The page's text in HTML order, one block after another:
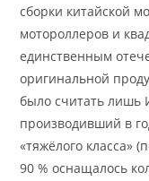
сборки китайской
мотороллеров и
единственным
оригинальной
было считать лишь
производивший в
«тяжёлого класса»
90 % оснащалось